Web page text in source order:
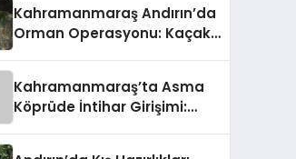
Kahramanmaraş Andırın’da
Orman Operasyonu: Kaçak
Kahramanmaraş’ta Asma
Köprüde İntihar Girişimi: